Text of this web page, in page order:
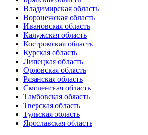
Владимирская область
Воронежская область
Ивановская область
Калужская область
Костромская область
Курская область
Липецкая область
Орловская область
Рязанская область
Смоленская область
Тамбовская область
Тверская область
Тульская область
Ярославская область